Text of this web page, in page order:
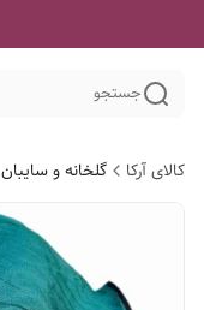
جستجو
کالای آرکا گلخانه و سایبان